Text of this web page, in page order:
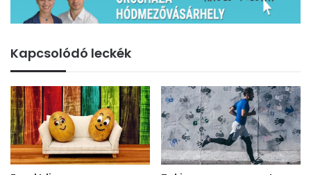
Kapcsolódó leckék